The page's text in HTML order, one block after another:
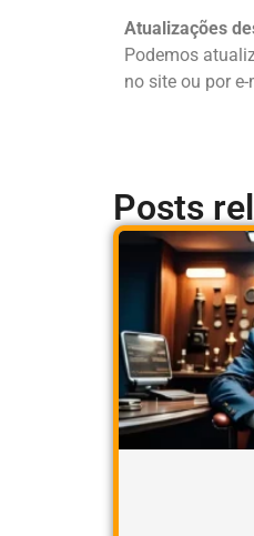
Atualizações
Podemos
no site ou por e-
Posts